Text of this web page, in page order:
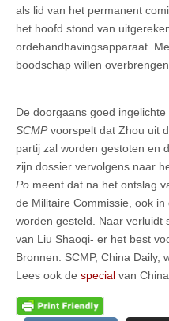
als lid van het permanent
het hoofd stond van
ordehandhavingsapparaat.
boodschap willen
De doorgaans goed ingelichte
SCMPvoorspelt dat Zhou uit
partij zal worden gestoten en
zijn dossier vervolgens naar
Po meent dat na het ontslag
de Militaire Commissie, ook
worden gesteld. Naar verluidt
van Liu Shaoqi- er het best
Bronnen: SCMP, China Daily,
Lees ook de special van